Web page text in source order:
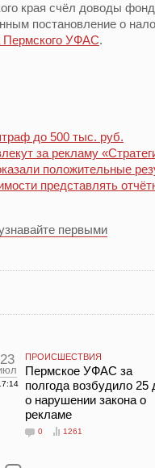
края счёл доводы
постановление о
Пермского УФАС.
до 500 тыс. руб.
за рекламу
положительные
представлять
первыми
23 ПРОИСШЕСТВИЯ
Пермское УФАС за
полгода возбудило 25
о нарушении закона о
рекламе
0 1261